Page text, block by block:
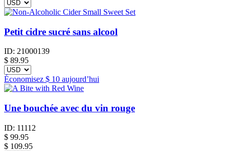
Petit cidre sucré sans alcool
ID: 21000139
$ 89.95
Économisez $ 10 aujourd’hui
Une bouchée avec du vin rouge
ID: 11112
$ 99.95
$ 109.95